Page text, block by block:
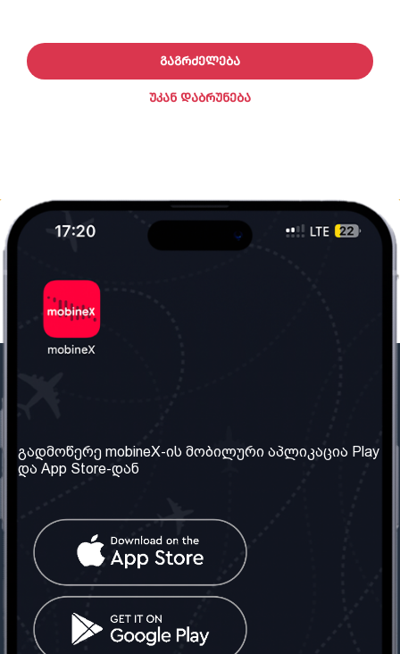
ᲣᲙᲐᲜ ᲓᲐᲑᲠᲣᲜᲔᲑᲐ
ᲒᲐᲒᲠᲫᲔᲚᲔᲑᲐ
ჩვენ შესახებ
ჩვენი სერვისები
წესები და პირობები
კითხვები
კონტაქტი
საქართველო: თბილისი
ტელ: 032 2 04 00 50
სოციალური ქსელი
გადმოწერე mobineX-ის მობილური აპლიკაცია Play
და App Store-დან